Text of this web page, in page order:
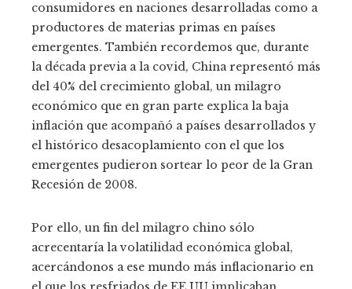
consumidores en naciones desarrolladas como a
productores de materias primas en países
emergentes. También recordemos que, durante
la década previa a la covid, China representó más
del 40% del crecimiento global, un milagro
económico que en gran parte explica la baja
inflación que acompañó a países desarrollados y
el histórico desacoplamiento con el que los
emergentes pudieron sortear lo peor de la Gran
Recesión de 2008.
Por ello, un fin del milagro chino sólo
acrecentaría la volatilidad económica global,
acercándonos a ese mundo más inflacionario en